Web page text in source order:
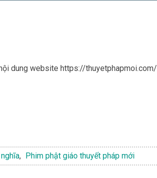
dung website https://thuyetphapmoi.com/
, Phim phật giáo thuyết pháp mới